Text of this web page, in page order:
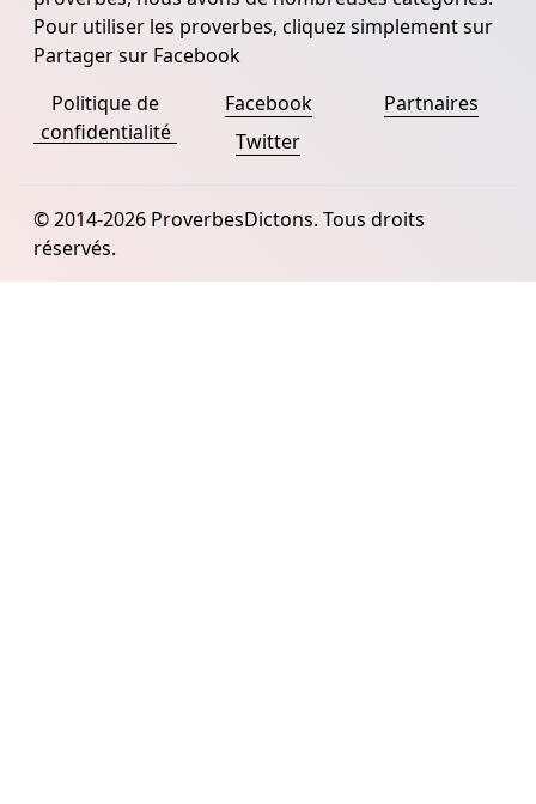
Pour utiliser les proverbes, cliquez simplement sur
Partager sur Facebook
Politique de
confidentialité
Facebook
Twitter
Partnaires
© 2014-2026 ProverbesDictons. Tous droits
réservés.